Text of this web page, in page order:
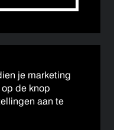
je marketing
de knop
aan te